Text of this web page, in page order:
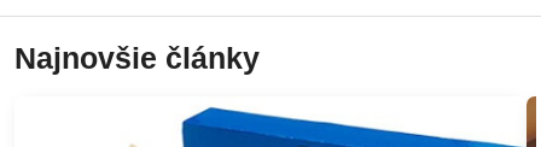
Najnovšie články